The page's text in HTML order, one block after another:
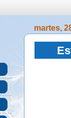
martes,